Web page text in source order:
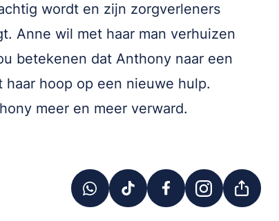
wordt en zijn zorgverleners
Anne wil met haar man verhuizen
betekenen dat Anthony naar een
hoop op een nieuwe hulp.
meer en meer verward.